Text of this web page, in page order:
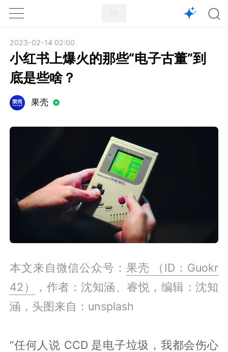
1X
2023-02-14 02:00
小红书上爆火的那些“电子古董”到
底是些啥？
果壳
本文来自微信公众号： 果壳 （ID：Guokr
42）
，作者：沈知涵、睿悦，编辑：沈知
涵，头图来自：unsplash
“任何人说 CCD 是电子垃圾，我都会伤心